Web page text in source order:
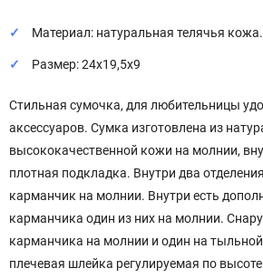
Материал: натуральная телячья
Размер: 24x19,5x9
Стильная сумочка, для любительницы
аксессуаров. Сумка изготовлена из
высококачественной кожи на молнии,
плотная подкладка. Внутри два
карманчик на молнии. Внутри есть
карманчика один из них на молнии.
карманчика на молнии и один на
плечевая шлейка регулируемая по